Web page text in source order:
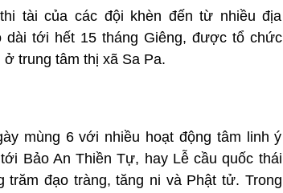
tài của các đội khèn đến từ nhiều địa
dài tới hết 15 tháng Giêng, được tổ chức
trung tâm thị xã Sa Pa.
mùng 6 với nhiều hoạt động tâm linh ý
Bảo An Thiền Tự, hay Lễ cầu quốc thái
đạo tràng, tăng ni và Phật tử. Trong